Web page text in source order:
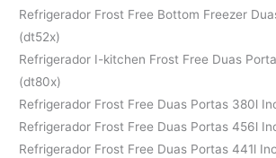
Refrigerador Frost Free Bottom Freezer
(dt52x)
Refrigerador I-kitchen Frost Free Duas
(dt80x)
Refrigerador Frost Free Duas Portas 380l
Refrigerador Frost Free Duas Portas 456l
Refrigerador Frost Free Duas Portas 441l